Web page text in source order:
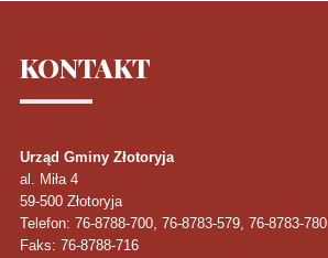
KONTAKT
Urząd Gminy Złotoryja
al. Miła 4
59-500 Złotoryja
Telefon: 76-8788-700, 76-8783-579, 76-8783-780
Faks: 76-8788-716